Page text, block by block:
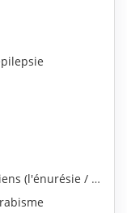
(l'énurésie /